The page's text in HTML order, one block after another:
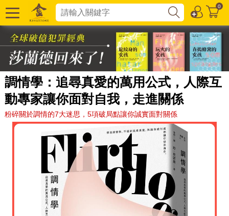
0
調情學：追尋真愛的萬用公式，人際互
動專家讓你面對自我，走進關係
粉碎關於調情的7大迷思，5項破局點讓你誠實面對關係